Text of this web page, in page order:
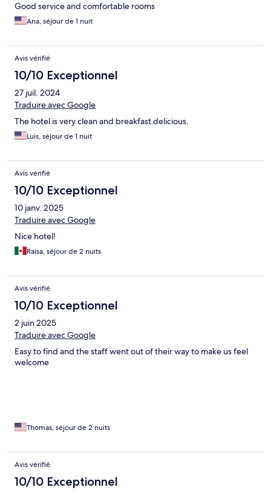
Good service and comfortable rooms
Ana, séjour de 1 nuit
Avis vérifié
10/10 Exceptionnel
27 juil. 2024
Traduire avec Google
The hotel is very clean and breakfast delicious.
Luis, séjour de 1 nuit
Avis vérifié
10/10 Exceptionnel
10 janv. 2025
Traduire avec Google
Nice hotel!
Raisa, séjour de 2 nuits
Avis vérifié
10/10 Exceptionnel
2 juin 2025
Traduire avec Google
Easy to find and the staff went out of their way to make us feel
welcome
Thomas, séjour de 2 nuits
Avis vérifié
10/10 Exceptionnel